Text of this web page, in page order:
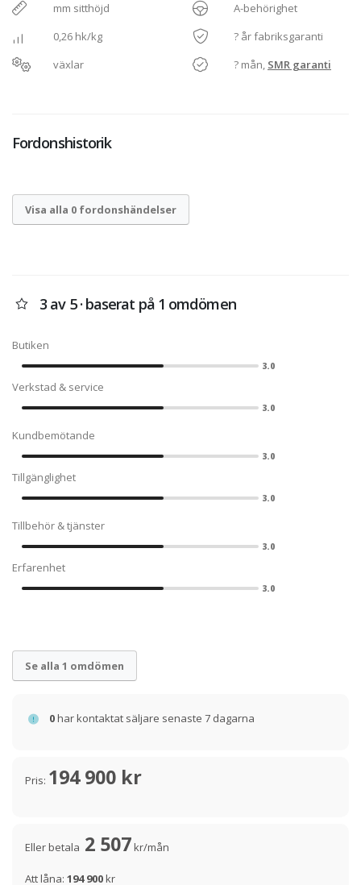
mm sitthöjd
0,26 hk/kg
växlar
A-behörighet
? år fabriksgaranti
? mån, SMR garanti
Fordonshistorik
Visa alla 0 fordonshändelser
3 av 5 · baserat på 1 omdömen
Butiken
3.0
Verkstad & service
3.0
Kundbemötande
3.0
Tillgänglighet
3.0
Tillbehör & tjänster
3.0
Erfarenhet
3.0
Se alla 1 omdömen
0har kontaktat säljare senaste 7 dagarna
Pris: 194 900 kr
Eller betala 2 507kr/mån
Att låna: 194 900kr